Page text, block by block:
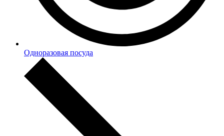
Одноразовая посуда